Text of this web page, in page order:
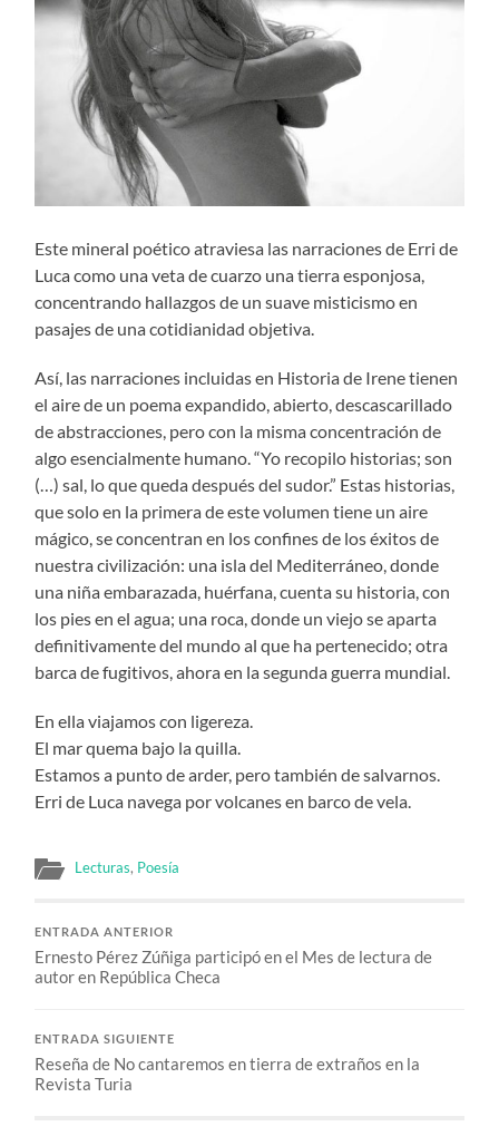
Este mineral poético atraviesa las narraciones de Erri de
Luca como una veta de cuarzo una tierra esponjosa,
concentrando hallazgos de un suave misticismo en
pasajes de una cotidianidad objetiva.
Así, las narraciones incluidas en Historia de Irene tienen
el aire de un poema expandido, abierto, descascarillado
de abstracciones, pero con la misma concentración de
algo esencialmente humano. “Yo recopilo historias; son
(…) sal, lo que queda después del sudor.” Estas historias,
que solo en la primera de este volumen tiene un aire
mágico, se concentran en los confines de los éxitos de
nuestra civilización: una isla del Mediterráneo, donde
una niña embarazada, huérfana, cuenta su historia, con
los pies en el agua; una roca, donde un viejo se aparta
definitivamente del mundo al que ha pertenecido; otra
barca de fugitivos, ahora en la segunda guerra mundial.
En ella viajamos con ligereza.
El mar quema bajo la quilla.
Estamos a punto de arder, pero también de salvarnos.
Erri de Luca navega por volcanes en barco de vela.
Lecturas, Poesía
ENTRADA ANTERIOR
Ernesto Pérez Zúñiga participó en el Mes de lectura de
autor en República Checa
ENTRADA SIGUIENTE
Reseña de No cantaremos en tierra de extraños en la
Revista Turia